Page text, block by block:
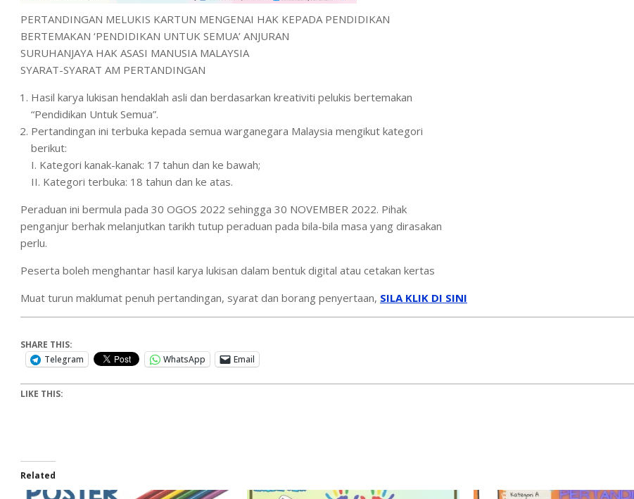
PERTANDINGAN MELUKIS KARTUN MENGENAI HAK KEPADA PENDIDIKAN
BERTEMAKAN ‘PENDIDIKAN UNTUK SEMUA’ ANJURAN
SURUHANJAYA HAK ASASI MANUSIA MALAYSIA
SYARAT-SYARAT AM PERTANDINGAN
Hasil karya lukisan hendaklah asli dan berdasarkan kreativiti pelukis bertemakan
“Pendidikan Untuk Semua”.
Pertandingan ini terbuka kepada semua warganegara Malaysia mengikut kategori
berikut:
I. Kategori kanak-kanak: 17 tahun dan ke bawah;
II. Kategori terbuka: 18 tahun dan ke atas.
Peraduan ini bermula pada 30 OGOS 2022 sehingga 30 NOVEMBER 2022. Pihak
penganjur berhak melanjutkan tarikh tutup peraduan pada bila-bila masa yang dirasakan
perlu.
Peserta boleh menghantar hasil karya lukisan dalam bentuk digital atau cetakan kertas
Muat turun maklumat penuh pertandingan, syarat dan borang penyertaan, SILA KLIK DI SINI
SHARE THIS:
Telegram
WhatsApp Email
LIKE THIS:
Related